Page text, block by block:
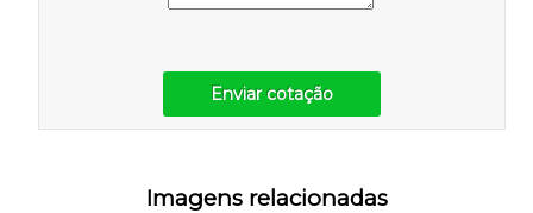
Enviar cotação
Imagens relacionadas